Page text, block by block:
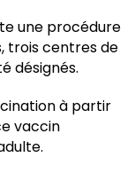
une procédure
trois centres de
désignés.
à partir
vaccin